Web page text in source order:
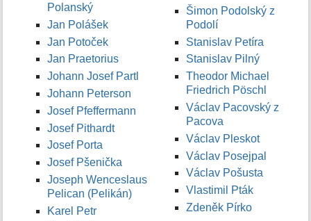
Polanský
Jan Polášek
Jan Potoček
Jan Praetorius
Johann Josef Partl
Johann Peterson
Josef Pfeffermann
Josef Pithardt
Josef Porta
Josef Pšenička
Joseph Wenceslaus
Pelican (Pelikán)
Karel Petr
Šimon Podolský z
Podolí
Stanislav Petíra
Stanislav Pilný
Theodor Michael
Friedrich Pöschl
Václav Pacovský z
Pacova
Václav Pleskot
Václav Posejpal
Václav Pošusta
Vlastimil Pták
Zdeněk Pírko